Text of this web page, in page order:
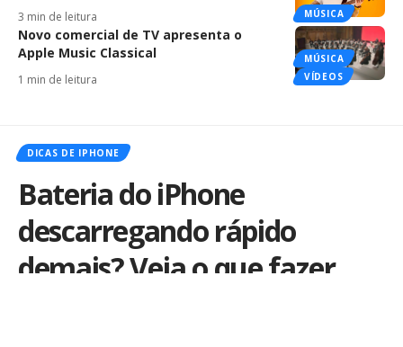
MÚSICA
3 min de leitura
MÚSICA
VÍDEOS
Novo comercial de TV apresenta o
Apple Music Classical
1 min de leitura
DICAS DE IPHONE
Bateria do iPhone
descarregando rápido
demais? Veja o que fazer